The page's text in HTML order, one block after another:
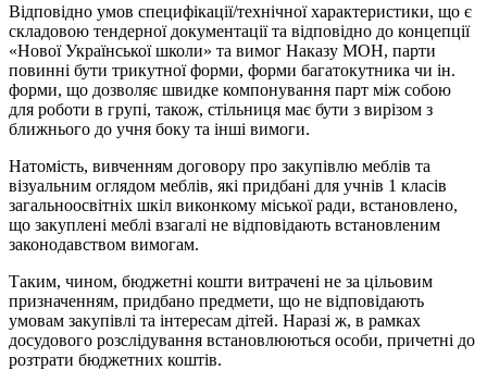
Відповідно умов специфікації/технічної характеристики, що є
складовою тендерної документації та відповідно до концепції
«Нової Української школи» та вимог Наказу МОН, парти
повинні бути трикутної форми, форми багатокутника чи ін.
форми, що дозволяє швидке компонування парт між собою
для роботи в групі, також, стільниця має бути з вирізом з
ближнього до учня боку та інші вимоги.
Натомість, вивченням договору про закупівлю меблів та
візуальним оглядом меблів, які придбані для учнів 1 класів
загальноосвітніх шкіл виконкому міської ради, встановлено,
що закуплені меблі взагалі не відповідають встановленим
законодавством вимогам.
Таким, чином, бюджетні кошти витрачені не за цільовим
призначенням, придбано предмети, що не відповідають
умовам закупівлі та інтересам дітей. Наразі ж, в рамках
досудового розслідування встановлюються особи, причетні до
розтрати бюджетних коштів.